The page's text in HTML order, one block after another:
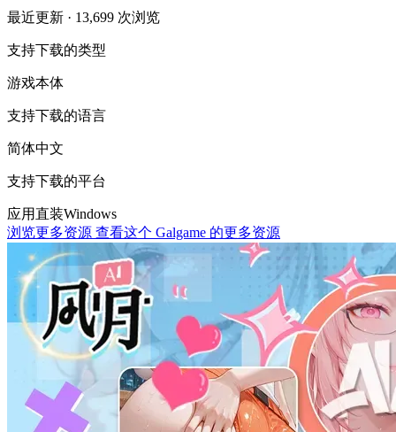
最近更新 · 13,699 次浏览
支持下载的类型
游戏本体
支持下载的语言
简体中文
支持下载的平台
应用直装Windows
浏览更多资源 查看这个 Galgame 的更多资源